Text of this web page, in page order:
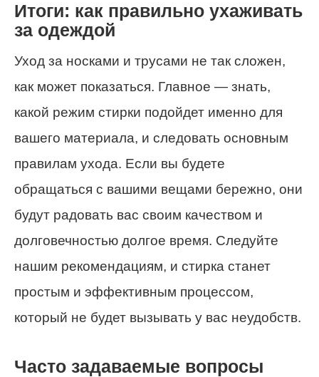
Итоги: как правильно ухаживать
за одеждой
Уход за носками и трусами не так сложен,
как может показаться. Главное — знать,
какой режим стирки подойдет именно для
вашего материала, и следовать основным
правилам ухода. Если вы будете
обращаться с вашими вещами бережно, они
будут радовать вас своим качеством и
долговечностью долгое время. Следуйте
нашим рекомендациям, и стирка станет
простым и эффективным процессом,
который не будет вызывать у вас неудобств.
Часто задаваемые вопросы